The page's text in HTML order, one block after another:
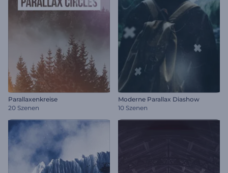
Parallaxenkreise
20 Szenen
Moderne Parallax Diashow
10 Szenen